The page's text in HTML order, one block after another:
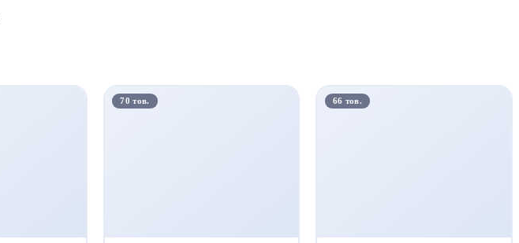
70 тов. 66 тов.